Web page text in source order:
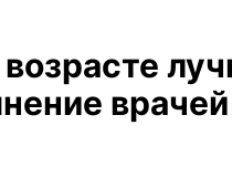
врачей